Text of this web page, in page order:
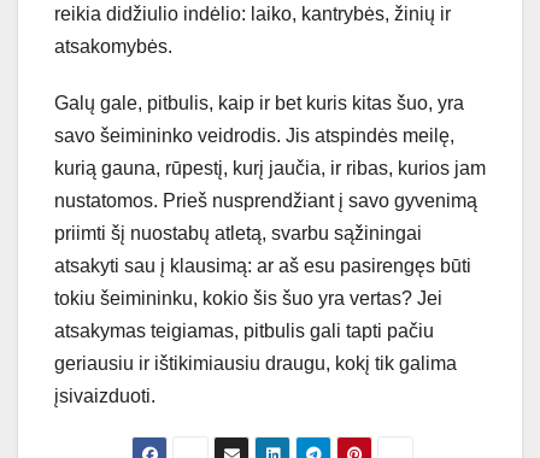
reikia didžiulio indėlio: laiko, kantrybės, žinių ir
atsakomybės.
Galų gale, pitbulis, kaip ir bet kuris kitas šuo, yra
savo šeimininko veidrodis. Jis atspindės meilę,
kurią gauna, rūpestį, kurį jaučia, ir ribas, kurios jam
nustatomos. Prieš nusprendžiant į savo gyvenimą
priimti šį nuostabų atletą, svarbu sąžiningai
atsakyti sau į klausimą: ar aš esu pasirengęs būti
tokiu šeimininku, kokio šis šuo yra vertas? Jei
atsakymas teigiamas, pitbulis gali tapti pačiu
geriausiu ir ištikimiausiu draugu, kokį tik galima
įsivaizduoti.